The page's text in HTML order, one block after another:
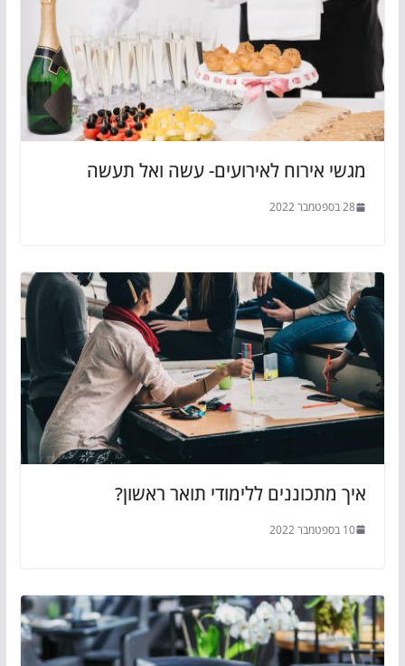
מגשי אירוח לאירועים- עשה ואל תעשה
28 בספטמבר 2022
איך מתכוננים ללימודי תואר ראשון?
10 בספטמבר 2022